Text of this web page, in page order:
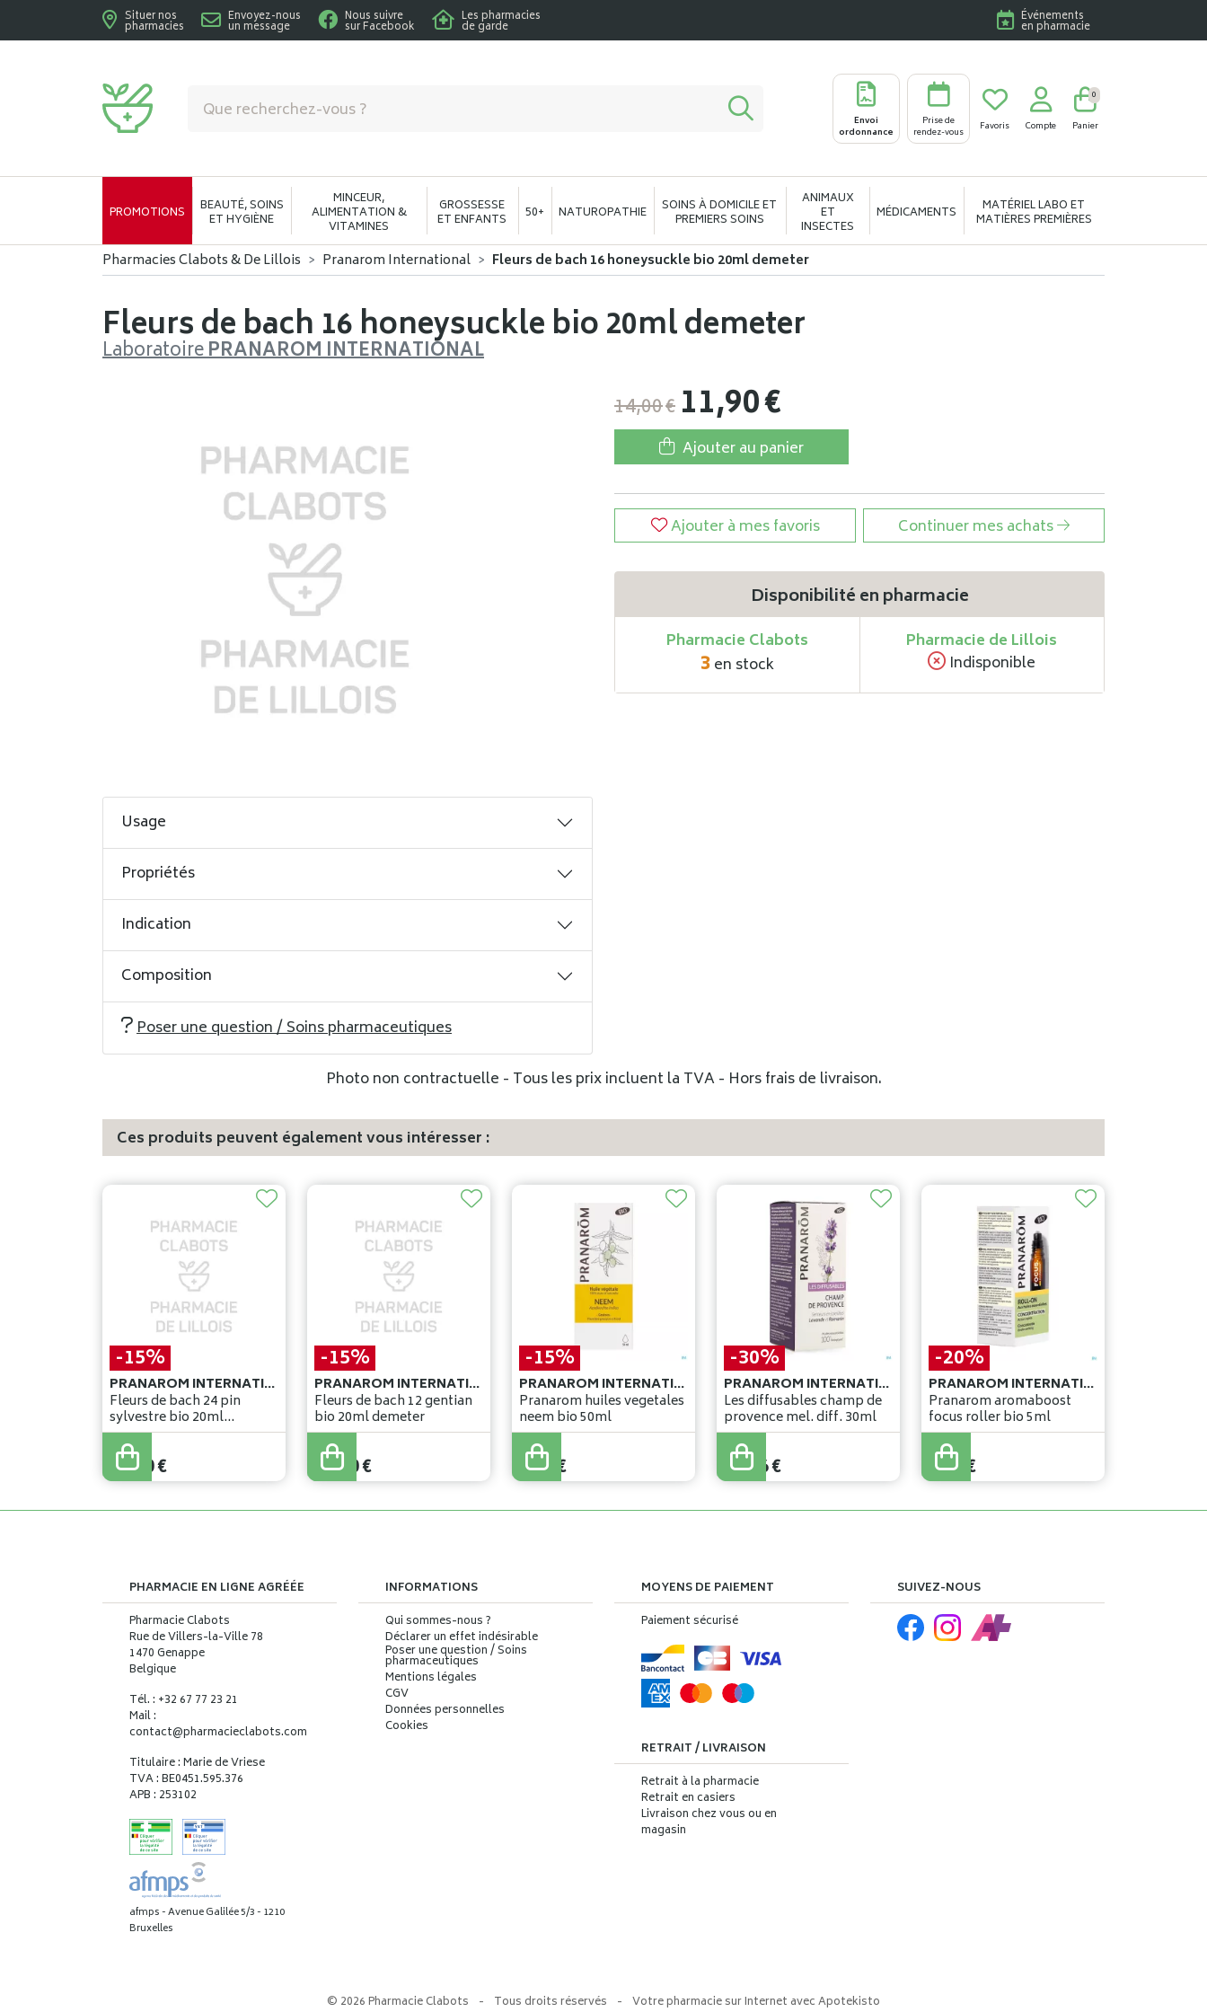
Situer nos
pharmacies
Envoyez-nous
un message
Nous suivre
sur Facebook
Les pharmacies
de garde
Événements
en pharmacie
Envoi
ordonnance
Prise de
rendez-vous
Favoris Compte Panier
0
PROMOTIONS BEAUTÉ, SOINS
ET HYGIÈNE
MINCEUR,
ALIMENTATION &
VITAMINES
GROSSESSE
ET ENFANTS 50+ NATUROPATHIE SOINS À DOMICILE ET
PREMIERS SOINS
ANIMAUX
ET
INSECTES
MÉDICAMENTS MATÉRIEL LABO ET
MATIÈRES PREMIÈRES
Pharmacies Clabots & De Lillois Pranarom International Fleurs de bach 16 honeysuckle bio 20ml demeter
Fleurs de bach 16 honeysuckle bio 20ml demeter
LaboratoirePRANAROM INTERNATIONAL
14,00€ 11,90€
Ajouter au panier
Ajouter à mes favoris Continuer mes achats
Disponibilité en pharmacie
Pharmacie Clabots
3en stock
Pharmacie de Lillois
Indisponible
Usage
Propriétés
Indication
Composition
Poser une question / Soins pharmaceutiques
Photo non contractuelle - Tous les prix incluent la TVA - Hors frais de livraison.
Ces produits peuvent également vous intéresser :
-15%
PRANAROM INTERNATIONAL
Fleurs de bach 24 pin
sylvestre bio 20ml
demeter
14,00
11,90€
-15%
PRANAROM INTERNATIONAL
Fleurs de bach 12 gentian
bio 20ml demeter
14,00
11,90€
-15%
PRANAROM INTERNATIONAL
Pranarom huiles vegetales
neem bio 50ml
11,30
9,60 €
-30%
PRANAROM INTERNATIONAL
Les diffusables champ de
provence mel. diff. 30ml
19,80
13,86€
-20%
PRANAROM INTERNATIONAL
Pranarom aromaboost
focus roller bio 5ml
10,20
8,16 €
PHARMACIE EN LIGNE AGRÉÉE
Pharmacie Clabots
Rue de Villers-la-Ville 78
1470 Genappe
Belgique
Tél. : +32 67 77 23 21
Mail :
contact@pharmacieclabots.com
Titulaire : Marie de Vriese
TVA : BE0451.595.376
APB : 253102
afmps - Avenue Galilée 5/3 - 1210
Bruxelles
INFORMATIONS
Qui sommes-nous ?
Déclarer un effet indésirable
Poser une question / Soins
pharmaceutiques
Mentions légales
CGV
Données personnelles
Cookies
MOYENS DE PAIEMENT
Paiement sécurisé
RETRAIT / LIVRAISON
Retrait à la pharmacie
Retrait en casiers
Livraison chez vous ou en
magasin
SUIVEZ-NOUS
© 2026 Pharmacie Clabots - Tous droits réservés - Votre pharmacie sur Internet avecApotekisto